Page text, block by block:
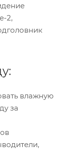
2,
влажную
за